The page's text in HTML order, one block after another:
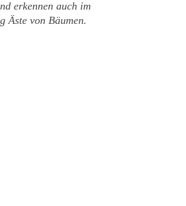
erkennen auch im
Äste von Bäumen.